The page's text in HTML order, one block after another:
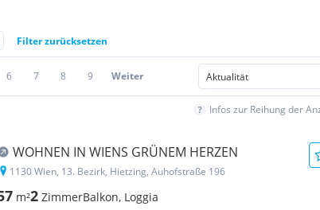
Filter zurücksetzen
6 7 8 9 Weiter
Infos zur Reihung der
WOHNEN IN WIENS GRÜNEM HERZEN
1130 Wien, 13. Bezirk, Hietzing, Auhofstraße 196
m²2 ZimmerBalkon, Loggia